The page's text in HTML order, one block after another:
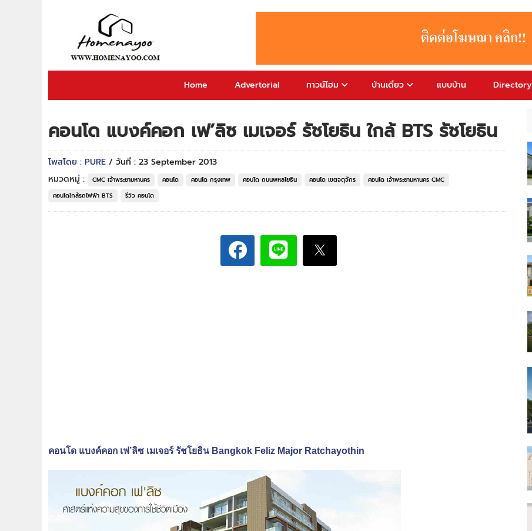
Home Advertorial ทาวน์โฮม บ้านเดี่ยว แบบบ้าน Directory
คอนโด แบงค์คอก เฟ’ลิซ เมเจอร์ รัชโยธิน ใกล้ BTS รัชโยธิน
โพสโดย : PURE / วันที่ : 23 September 2013
หมวดหมู่ :
CMC เจ้าพระยามหานคร คอนโด คอนโด กรุงเทพ คอนโด ถนนพหลโยธิน คอนโด เขตจตุจักร
คอนโด เจ้าพระยามหานคร CMC
คอนโดใกล้รถไฟฟ้า BTS
รีวิว คอนโด
คอนโด แบงค์คอก เฟ’ลิซ เมเจอร์ รัชโยธิน Bangkok Feliz Major Ratchayothin